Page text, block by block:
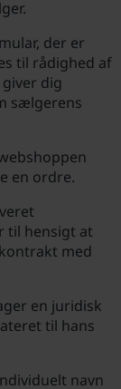
der er
til rådighed af
dig
sælgerens
en ordre.
til hensigt at
med
en juridisk
til hans
navn